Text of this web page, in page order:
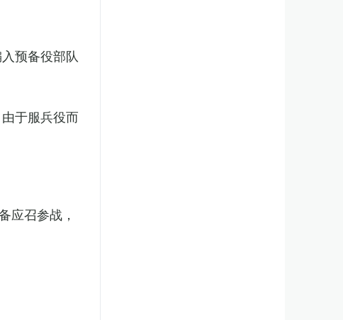
预备役部队
于服兵役而
应召参战，